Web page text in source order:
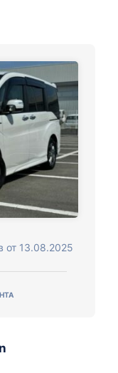
от 13.08.2025